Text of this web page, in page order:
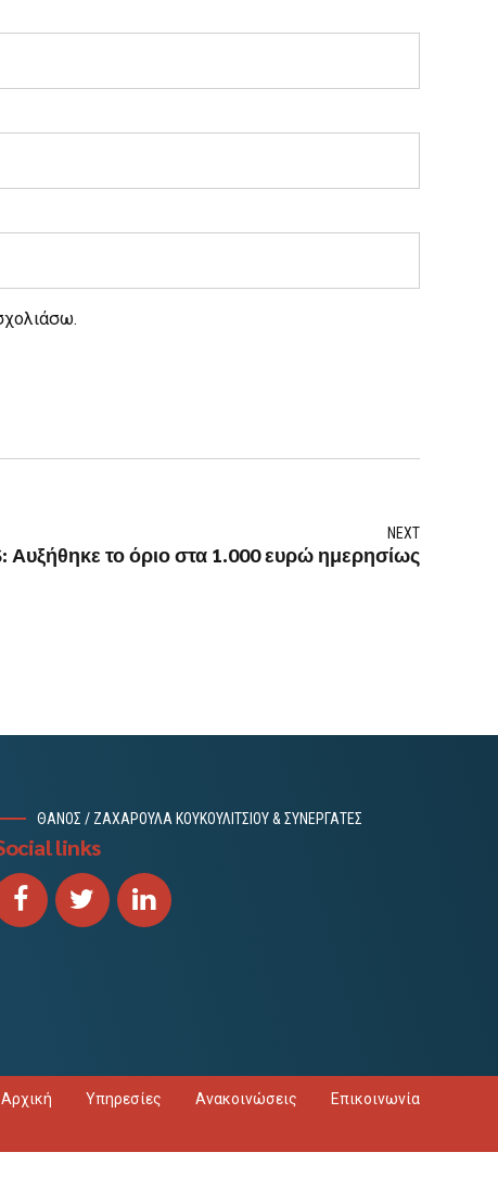
NEXT
Αυξήθηκε το όριο στα 1.000 ευρώ ημερησίως
ΘΑΝΟΣ / ΖΑΧΑΡΟΥΛΑ ΚΟΥΚΟΥΛΙΤΣΙΟΥ & ΣΥΝΕΡΓΑΤΕΣ
links
Αρχική Υπηρεσίες Ανακοινώσεις Επικοινωνία